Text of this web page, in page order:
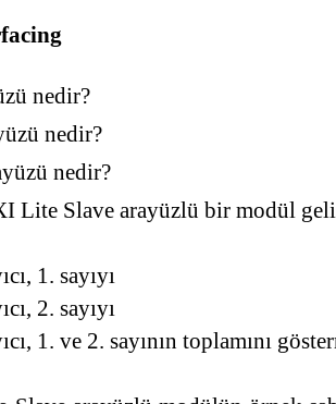
nedir?
nedir?
nedir?
Lite Slave arayüzlü bir modül
1. sayıyı
2. sayıyı
1. ve 2. sayının toplamını